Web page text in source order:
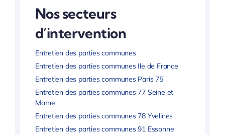
Nos secteurs
d’intervention
Entretien des parties communes
Entretien des parties communes Ile de France
Entretien des parties communes Paris 75
Entretien des parties communes 77 Seine et
Marne
Entretien des parties communes 78 Yvelines
Entretien des parties communes 91 Essonne